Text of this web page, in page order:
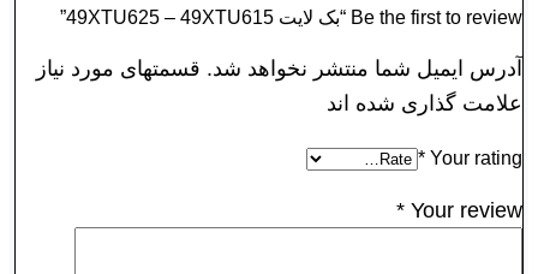
Be the first to review “بک لايت 49XTU625 – 49XTU615”
آدرس ایمیل شما منتشر نخواهد شد. قسمتهای مورد نیاز
علامت گذاری شده اند
Your rating
*
Your review
*